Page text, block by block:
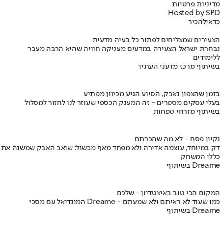
מדיניות פרטיות
Hosted by SPD
כדאילהכיר
הצעירים שמצליחים לפתור כל בעיה מדעית
נבחרת ישראל הצעירה במדעים מעניקה חוויה שהיא הרבה מעבר
ללימודים
בשיתוף מרכז מדעני העתיד
בזמן שהצפון נאבק, הסיוע הגיע מכיוון מפתיע
בעלי עסקים מספרים - זה המענק הכספי שעוזר לנו לחזור למסלול
בשיתוף מזרחי טפחות
נקיון פסח - לא מה שהכרתם
דק במיוחד, עוצמה אדירה ולא מפחד מאף מכשול: שואב האבק שמשנה את
כללי המשחק
בשיתוף Dreame
המקום הכי טוב באיצטדיון - שלכם
המונדיאל עם מסכי Dreame - כמו שעוד לא ראיתם ולא שמעתם
בשיתוף Dreame